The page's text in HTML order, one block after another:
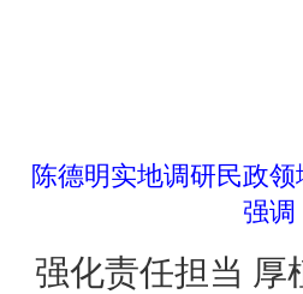
陈德明实地调研民政
强调
强化责任担当 厚